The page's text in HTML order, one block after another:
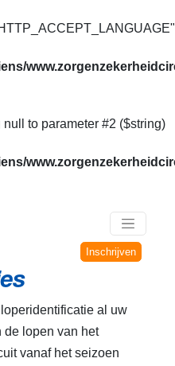
to parameter #2 ($string)
Inschrijven
al uw
de lopen van het
vanaf het seizoen